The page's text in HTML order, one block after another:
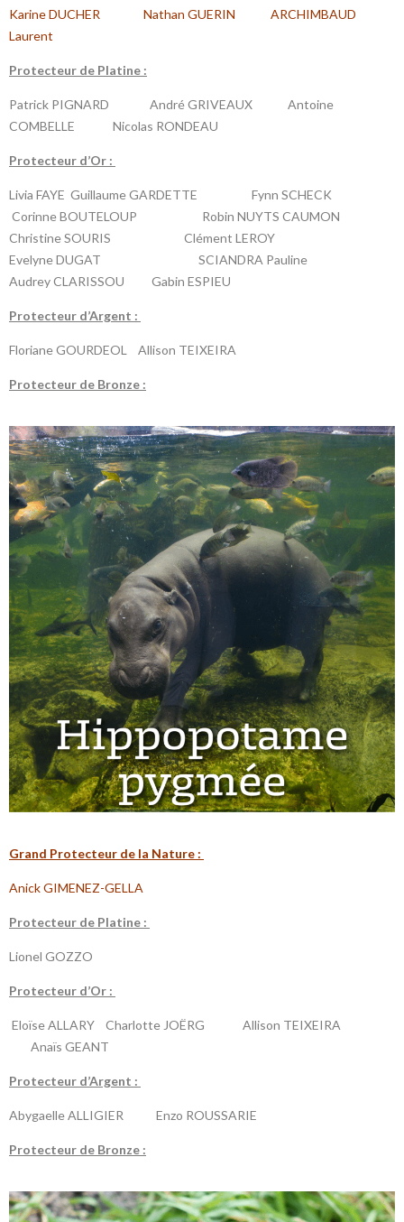
Karine DUCHER Nathan GUERIN ARCHIMBAUD
Laurent
Protecteur de Platine :
Patrick PIGNARD André GRIVEAUX Antoine
COMBELLE Nicolas RONDEAU
Protecteur d’Or :
Livia FAYE Guillaume GARDETTE Fynn SCHECK
Corinne BOUTELOUP Robin NUYTS CAUMON
Christine SOURIS Clément LEROY
Evelyne DUGAT SCIANDRA Pauline
Audrey CLARISSOU Gabin ESPIEU
Protecteur d’Argent :
Floriane GOURDEOL Allison TEIXEIRA
Protecteur de Bronze :
Grand Protecteur de la Nature :
Anick GIMENEZ-GELLA
Protecteur de Platine :
Lionel GOZZO
Protecteur d’Or :
Eloïse ALLARY Charlotte JOËRG Allison TEIXEIRA
Anaïs GEANT
Protecteur d’Argent :
Abygaelle ALLIGIER Enzo ROUSSARIE
Protecteur de Bronze :